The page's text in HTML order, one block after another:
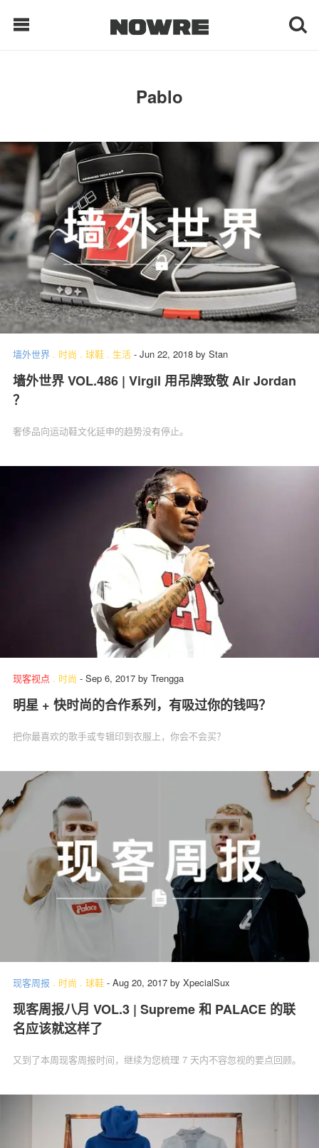
每日鲜榨
现客视点
每日栏目
时 尚
球 鞋
生 活
科 技
Pablo
墙外世界 . 时尚 . 球鞋 . 生活 - Jun 22, 2018 by Stan
墙外世界 VOL.486 | Virgil 用吊牌致敬 Air Jordan
？
奢侈品向运动鞋文化延申的趋势没有停止。
现客视点 . 时尚 - Sep 6, 2017 by Trengga
明星 + 快时尚的合作系列，有吸过你的钱吗？
把你最喜欢的歌手或专辑印到衣服上，你会不会买？
现客周报 . 时尚 . 球鞋 - Aug 20, 2017 by XpecialSux
现客周报八月 VOL.3 | Supreme 和 PALACE 的联
名应该就这样了
又到了本周现客周报时间，继续为您梳理 7 天内不容忽视的要点回顾。